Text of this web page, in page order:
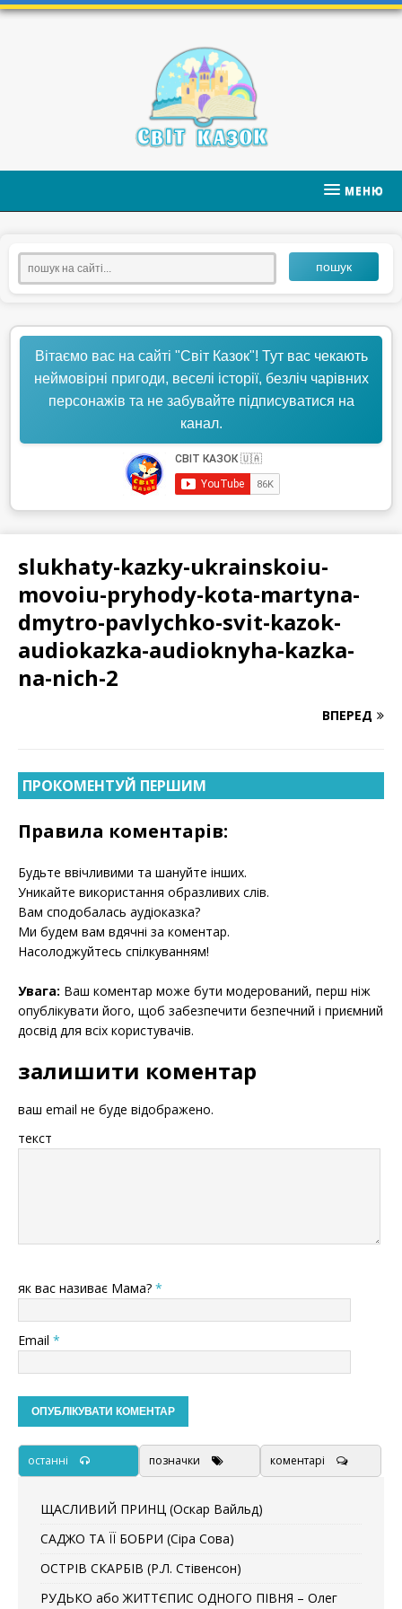
МЕНЮ
пошук
Вітаємо вас на сайті "Світ Казок"! Тут вас чекають
неймовірні пригоди, веселі історії, безліч чарівних
персонажів та не забувайте підписуватися на
канал.
slukhaty-kazky-ukrainskoiu-
movoiu-pryhody-kota-martyna-
dmytro-pavlychko-svit-kazok-
audiokazka-audioknyha-kazka-
na-nich-2
ВПЕРЕД
ПРОКОМЕНТУЙ ПЕРШИМ
Правила коментарів:
Будьте ввічливими та шануйте інших.
Уникайте використання образливих слів.
Вам сподобалась аудіоказка?
Ми будем вам вдячні за коментар.
Насолоджуйтесь спілкуванням!
Увага: Ваш коментар може бути модерований, перш ніж
опублікувати його, щоб забезпечити безпечний і приємний
досвід для всіх користувачів.
залишити коментар
ваш email не буде відображено.
текст
як вас називає Мама? *
Email *
останні позначки коментарі
ЩАСЛИВИЙ ПРИНЦ (Оскар Вайльд)
САДЖО ТА ЇЇ БОБРИ (Сіра Сова)
ОСТРІВ СКАРБІВ (Р.Л. Стівенсон)
РУДЬКО або ЖИТТЄПИС ОДНОГО ПІВНЯ – Олег